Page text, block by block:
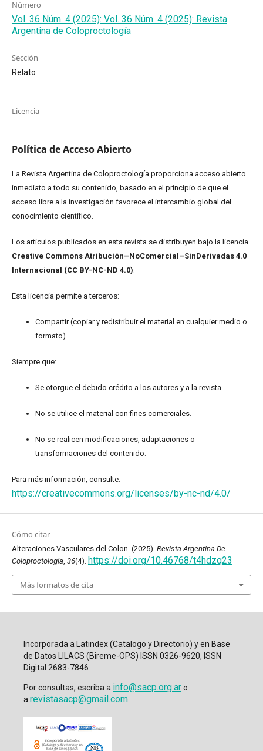
Número
Vol. 36 Núm. 4 (2025): Vol. 36 Núm. 4 (2025): Revista
Argentina de Coloproctología
Sección
Relato
Licencia
Política de Acceso Abierto
La Revista Argentina de Coloproctología proporciona acceso abierto
inmediato a todo su contenido, basado en el principio de que el
acceso libre a la investigación favorece el intercambio global del
conocimiento científico.
Los artículos publicados en esta revista se distribuyen bajo la licencia
Creative Commons Atribución–NoComercial–SinDerivadas 4.0
Internacional (CC BY-NC-ND 4.0)
Esta licencia permite a terceros:
Compartir (copiar y redistribuir el material en cualquier medio o
formato).
Siempre que:
Se otorgue el debido crédito a los autores y a la revista.
No se utilice el material con fines comerciales.
No se realicen modificaciones, adaptaciones o
transformaciones del contenido.
Para más información, consulte:
https://creativecommons.org/licenses/by-nc-nd/4.0/
Cómo citar
Alteraciones Vasculares del Colon. (2025). Revista Argentina De
Coloproctología 36(4). https://doi.org/10.46768/t4hdzq23
Más formatos de cita
Incorporada a Latindex (Catalogo y Directorio) y en Base
de Datos LILACS (Bireme-OPS) ISSN 0326-9620, ISSN
Digital 2683-7846
Por consultas, escriba a info@sacp.org.aro
arevistasacp@gmail.com